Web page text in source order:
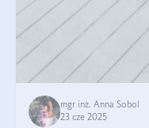
mgr inż. Anna Sobol
23 cze 2025